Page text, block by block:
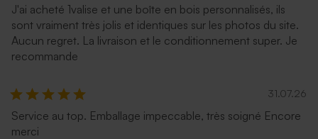
J'ai acheté 1valise et une boîte en bois personnalisés, ils
sont vraiment très jolis et identiques sur les photos du site.
Aucun regret. La livraison et le conditionnement super. Je
recommande
31.07.26
Service au top. Emballage impeccable, très soigné Encore
merci